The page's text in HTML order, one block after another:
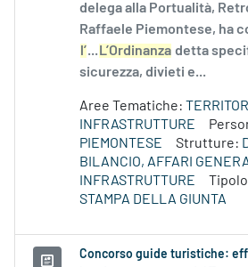
delega alla Portualità,
Raffaele Piemontese, ha
l’... L’Ordinanza detta
sicurezza, divieti e...
Aree Tematiche:
INFRASTRUTTURE
PIEMONTESE
Strutture:
BILANCIO, AFFARI
INFRASTRUTTURE
STAMPA DELLA GIUNTA
Concorso guide turistiche: